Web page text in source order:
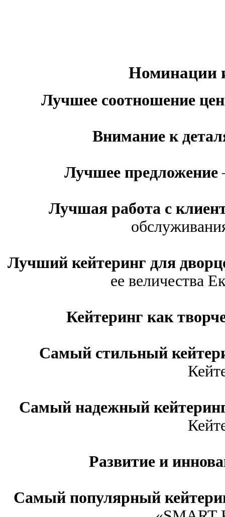
Номинации
Лучшее соотношение
Внимание к
Лучшее предложение
Лучшая работа с
Лучший кейтеринг для
ее величества
Кейтеринг как
Самый стильный
Самый надежный
Развитие и
Самый популярный